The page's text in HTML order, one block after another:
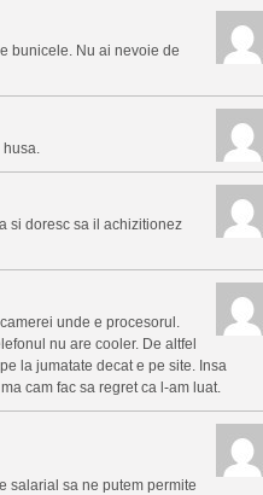
bunicele. Nu ai nevoie de
si doresc sa il achizitionez
unde e procesorul.
nu are cooler. De altfel
la jumatate decat e pe site. Insa
cam fac sa regret ca l-am luat.
salarial sa ne putem permite